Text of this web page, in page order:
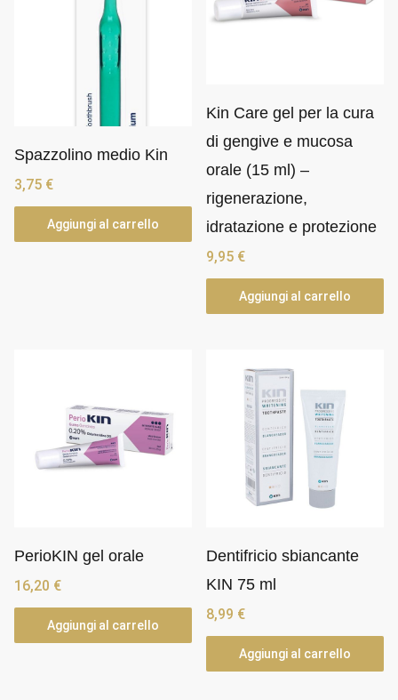
Spazzolino medio Kin
3,75 €
Aggiungi al carrello
Kin Care gel per la cura
di gengive e mucosa
orale (15 ml) –
rigenerazione,
idratazione e protezione
9,95 €
Aggiungi al carrello
PerioKIN gel orale
16,20 €
Aggiungi al carrello
Dentifricio sbiancante
KIN 75 ml
8,99 €
Aggiungi al carrello